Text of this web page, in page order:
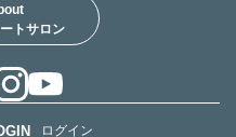
トサロン
ログイン